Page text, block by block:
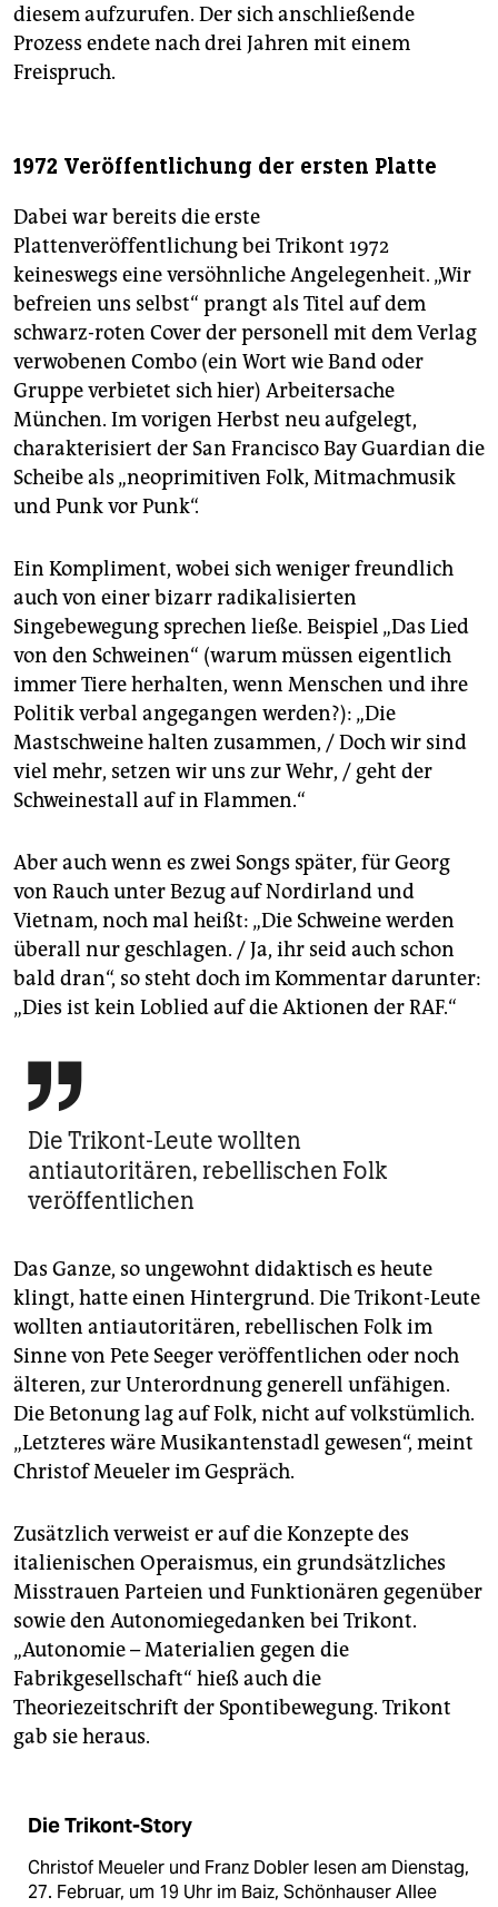
diesem aufzurufen. Der sich anschließende
Prozess endete nach drei Jahren mit einem
Freispruch.
1972 Veröffentlichung der ersten Platte
Dabei war bereits die erste
Plattenveröffentlichung bei Trikont 1972
keineswegs eine versöhnliche Angelegenheit. „Wir
befreien uns selbst“ prangt als Titel auf dem
schwarz-roten Cover der personell mit dem Verlag
verwobenen Combo (ein Wort wie Band oder
Gruppe verbietet sich hier) Arbeitersache
München. Im vorigen Herbst neu aufgelegt,
charakterisiert der San Francisco Bay Guardian die
Scheibe als „neoprimitiven Folk, Mitmachmusik
und Punk vor Punk“.
Ein Kompliment, wobei sich weniger freundlich
auch von einer bizarr radikalisierten
Singebewegung sprechen ließe. Beispiel „Das Lied
von den Schweinen“ (warum müssen ­eigentlich
immer Tiere herhalten, wenn Menschen und ihre
Politik verbal ­angegangen werden?): „Die
Mastschweine halten zusammen, / Doch wir sind
viel mehr, setzen wir uns zur Wehr, / geht der
Schweinestall auf in Flammen.“
Aber auch wenn es zwei Songs später, für Georg
von Rauch unter Bezug auf Nordirland und
Vietnam, noch mal heißt: „Die Schweine werden
überall nur geschlagen. / Ja, ihr seid auch schon
bald dran“, so steht doch im Kommentar darunter:
„Dies ist kein Loblied auf die Aktionen der RAF.“

Die Trikont-Leute wollten
antiautoritären, rebellischen Folk
veröffentlichen
Das Ganze, so ungewohnt didaktisch es heute
klingt, hatte einen Hintergrund. Die Trikont-Leute
wollten antiautoritären, rebellischen Folk im
Sinne von Pete Seeger veröffentlichen oder noch
älteren, zur Unterordnung generell unfähigen.
Die Betonung lag auf Folk, nicht auf volkstümlich.
„Letzteres wäre Musikantenstadl gewesen“, meint
Christof Meueler im Gespräch.
Zusätzlich verweist er auf die Konzepte des
italienischen Operaismus, ein grundsätzliches
Misstrauen Parteien und Funktionären gegenüber
sowie den Autonomiegedanken bei Trikont.
„Autonomie – Materialien ­gegen die
Fabrikgesellschaft“ hieß auch die
Theoriezeitschrift der Spontibewegung. Trikont
gab sie heraus.
Die Trikont-Story
Christof Meueler und Franz Dobler lesen am Dienstag,
27. Februar, um 19 Uhr im Baiz, Schönhauser Allee